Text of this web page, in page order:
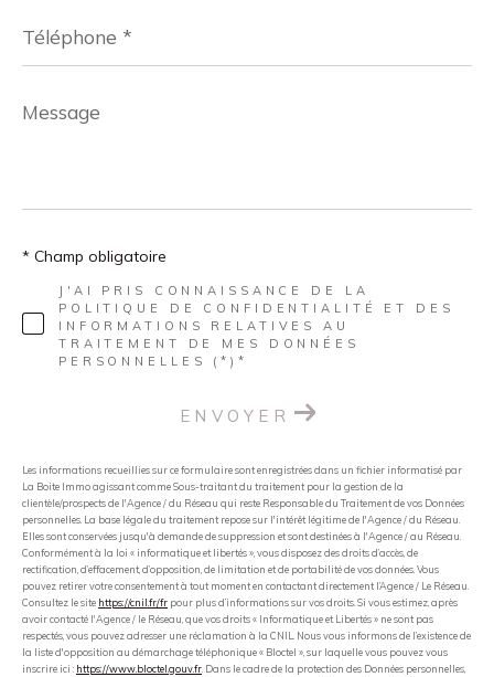
*
Message
*
J'AI PRIS CONNAISSANCE DE LA
POLITIQUE DE CONFIDENTIALITÉ ET DES
INFORMATIONS RELATIVES AU
TRAITEMENT DE MES DONNÉES
PERSONNELLES (*)*
* Champ obligatoire
ENVOYER
Les informations recueillies sur ce formulaire sont enregistrées dans un fichier informatisé par
La Boite Immo agissant comme Sous-traitant du traitement pour la gestion de la
clientèle/prospects de l'Agence / du Réseau qui reste Responsable du Traitement de vos Données
personnelles. La base légale du traitement repose sur l'intérêt légitime de l'Agence / du Réseau.
Elles sont conservées jusqu'à demande de suppression et sont destinées à l'Agence / au Réseau.
Conformément à la loi « informatique et libertés », vous disposez des droits d’accès, de
rectification, d’effacement, d’opposition, de limitation et de portabilité de vos données. Vous
pouvez retirer votre consentement à tout moment en contactant directement l’Agence / Le Réseau.
Consultez le site https://cnil.fr/fr pour plus d’informations sur vos droits. Si vous estimez, après
avoir contacté l'Agence / le Réseau, que vos droits « Informatique et Libertés » ne sont pas
respectés, vous pouvez adresser une réclamation à la CNIL. Nous vous informons de l’existence de
la liste d'opposition au démarchage téléphonique « Bloctel », sur laquelle vous pouvez vous
inscrire ici : https://www.bloctel.gouv.fr. Dans le cadre de la protection des Données personnelles,